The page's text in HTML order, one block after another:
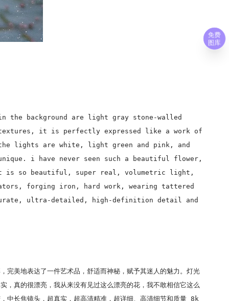
the background are light gray stone-walled
textures, it is perfectly expressed like a work of
lights are white, light green and pink, and
i have never seen such a beautiful flower,
is so beautiful, super real, volumetric light,
forging iron, hard work, wearing tattered
ultra-detailed, high-definition detail and
完美地表达了一件艺术品，舒适而神秘，赋予其迷人的魅力。灯光
，真的很漂亮，我从来没有见过这么漂亮的花，我不敢相信它这么
中长焦镜头，超真实，超高清精准，超详细、高清细节和质量 8k
免费
图库